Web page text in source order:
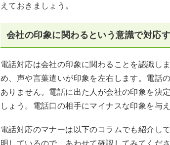
えておきましょう。
会社の印象に関わるという意識で対応
電話対応は会社の印象に関わることを認識し
め、声や言葉遣いが印象を左右します。電話
ありません。電話に出た人が会社の印象を決
しょう。電話口の相手にマイナスな印象を与
電話対応のマナーは以下のコラムでも紹介し